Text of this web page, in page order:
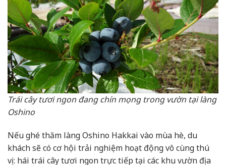
Trái cây tươi ngon đang chín mọng trong vườn tại làng
Oshino
Nếu ghé thăm làng Oshino Hakkai vào mùa hè, du
khách sẽ có cơ hội trải nghiệm hoạt động vô cùng thú
vị: hái trái cây tươi ngon trực tiếp tại các khu vườn địa